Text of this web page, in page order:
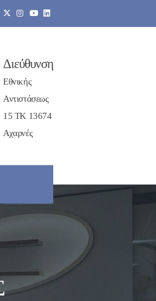
Διεύθυνση
Εθνικής
Αντιστάσεως
15 ΤΚ 13674
Αχαρνές